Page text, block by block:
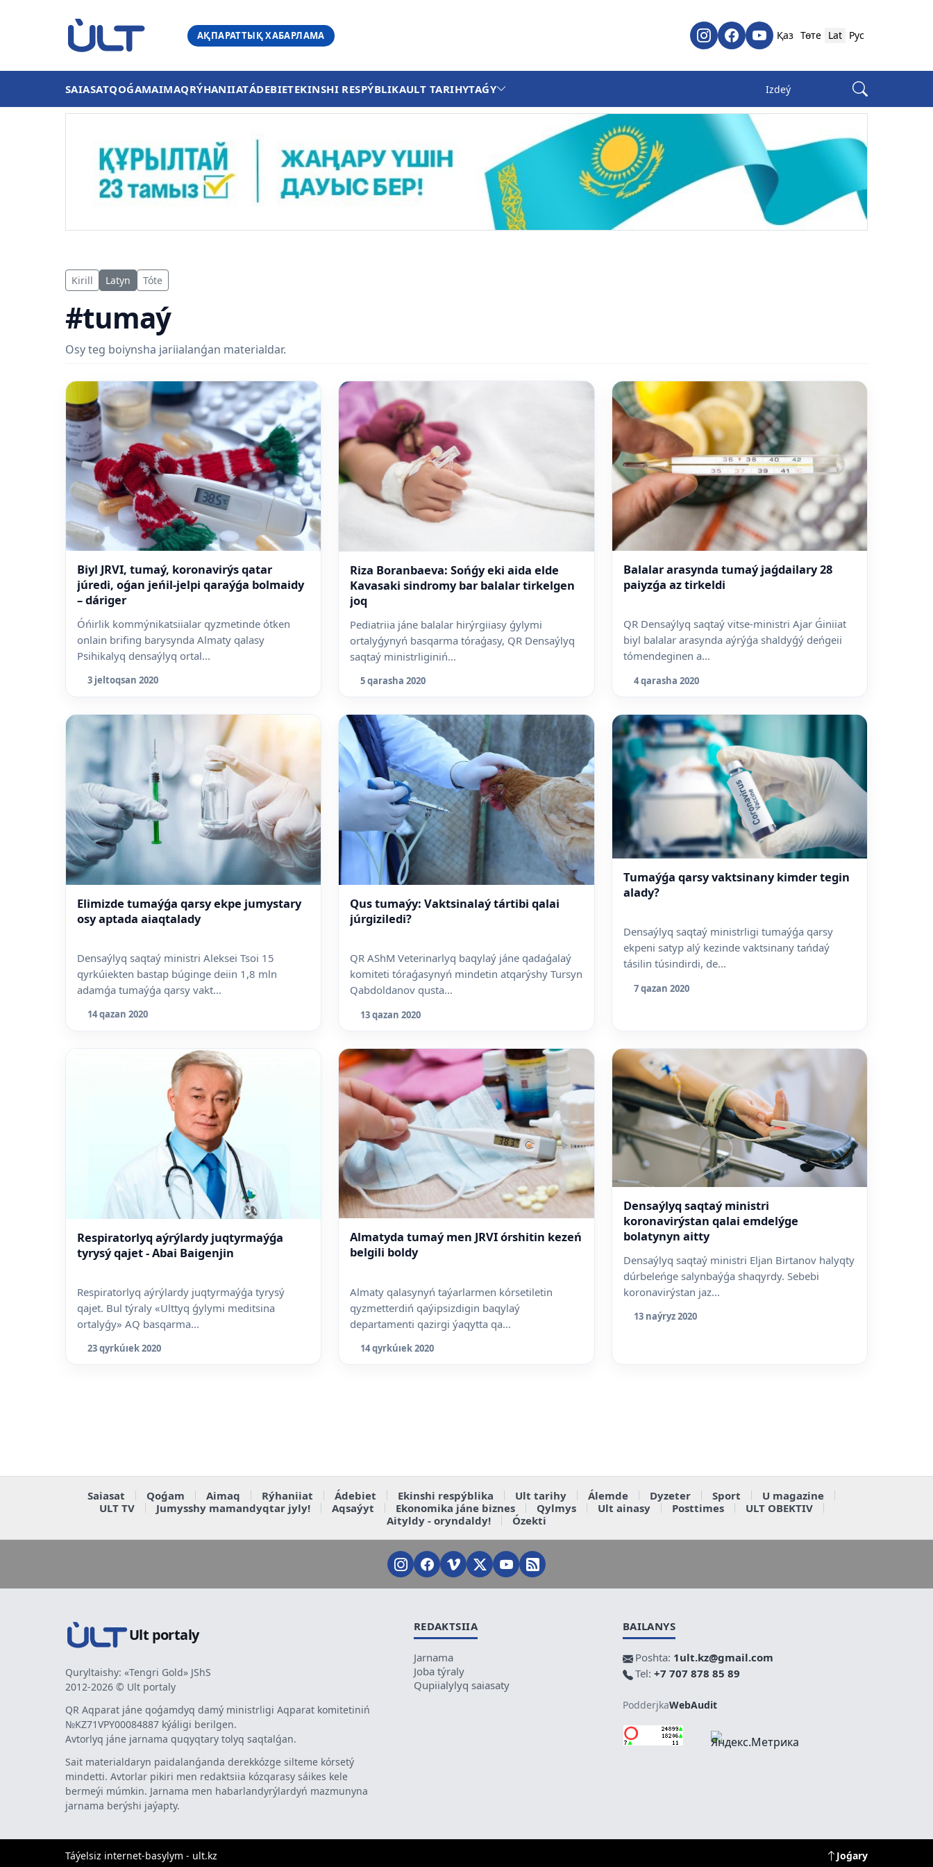
АҚПАРАТТЫҚ ХАБАРЛАМА Қаз Төте Lat Рус
SAIASATQOǴAMAIMAQRÝHANIIATÁDEBIETEKINSHI RESPÝBLIKAULT TARIHYTAǴY
Kirill Latyn Tóte
#tumaý
Osy teg boiynsha jariialanǵan materialdar.
Biyl JRVI, tumaý, koronavirýs qatar
júredi, oǵan jeńil-jelpi qaraýǵa bolmaidy
– dáriger
Óńirlik kommýnikatsiialar qyzmetinde ótken
onlain brifing barysynda Almaty qalasy
Psihikalyq densaýlyq ortal...
3 jeltoqsan 2020
Riza Boranbaeva: Sońǵy eki aida elde
Kavasaki sindromy bar balalar tirkelgen
joq
Pediatriia jáne balalar hirýrgiiasy ǵylymi
ortalyǵynyń basqarma tóraǵasy, QR Densaýlyq
saqtaý ministrliginiń...
5 qarasha 2020
Balalar arasynda tumaý jaǵdailary 28
paiyzǵa az tirkeldi
QR Densaýlyq saqtaý vitse-ministri Ajar Ǵiniiat
biyl balalar arasynda aýrýǵa shaldyǵý deńgeii
tómendeginen a...
4 qarasha 2020
Elimizde tumaýǵa qarsy ekpe jumystary
osy aptada aiaqtalady
Densaýlyq saqtaý ministri Aleksei Tsoi 15
qyrkúiekten bastap búginge deiin 1,8 mln
adamǵa tumaýǵa qarsy vakt...
14 qazan 2020
Qus tumaýy: Vaktsinalaý tártibi qalai
júrgiziledi?
QR AShM Veterinarlyq baqylaý jáne qadaǵalaý
komiteti tóraǵasynyń mindetin atqarýshy Tursyn
Qabdoldanov qusta...
13 qazan 2020
Tumaýǵa qarsy vaktsinany kimder tegin
alady?
Densaýlyq saqtaý ministrligi tumaýǵa qarsy
ekpeni satyp alý kezinde vaktsinany tańdaý
tásilin túsindirdi, de...
7 qazan 2020
Respiratorlyq aýrýlardy juqtyrmaýǵa
tyrysý qajet - Abai Baigenjin
Respiratorlyq aýrýlardy juqtyrmaýǵa tyrysý
qajet. Bul týraly «Ulttyq ǵylymi meditsina
ortalyǵy» AQ basqarma...
23 qyrkúıek 2020
Almatyda tumaý men JRVI órshitin kezeń
belgili boldy
Almaty qalasynyń taýarlarmen kórsetiletin
qyzmetterdiń qaýipsizdigin baqylaý
departamenti qazirgi ýaqytta qa...
14 qyrkúıek 2020
Densaýlyq saqtaý ministri
koronavirýstan qalai emdelýge
bolatynyn aitty
Densaýlyq saqtaý ministri Eljan Birtanov halyqty
dúrbeleńge salynbaýǵa shaqyrdy. Sebebi
koronavirýstan jaz...
13 naýryz 2020
Saiasat Qoǵam Aimaq Rýhaniiat Ádebiet Ekinshi respýblika Ult tarihy Álemde Dyzeter Sport
U magazine
ULT TV
Jumysshy mamandyqtar jyly! Aqsaýyt Ekonomika jáne biznes Qylmys Ult ainasy Posttimes
ULT OBEKTIV
Aityldy - oryndaldy!
Ózekti
Ult portaly
Quryltaishy: «Tengri Gold» JShS
2012-2026 © Ult portaly
QR Aqparat jáne qoǵamdyq damý ministrligi Aqparat komitetiniń
№KZ71VPY00084887 kýáligi berilgen.
Avtorlyq jáne jarnama quqyqtary tolyq saqtalǵan.
Sait materialdaryn paidalanǵanda derekkózge silteme kórsetý
mindetti. Avtorlar pikiri men redaktsiia kózqarasy sáikes kele
bermeýi múmkin. Jarnama men habarlandyrýlardyń mazmunyna
jarnama berýshi jaýapty.
REDAKTSIIA
Jarnama
Joba týraly
Qupiialylyq saiasaty
BAILANYS
Poshta: 1ult.kz@gmail.com
Tel: +7 707 878 85 89
PodderjkaWebAudit
Táýelsiz internet-basylym - ult.kz Joǵary